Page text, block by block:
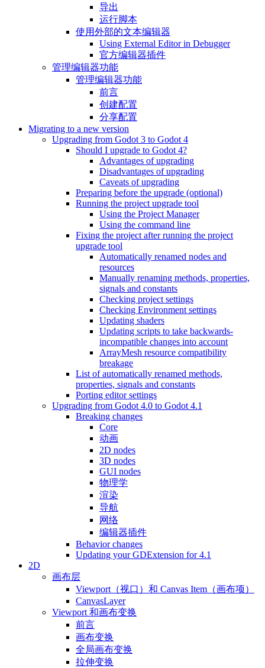
导出
运行脚本
使用外部的文本编辑器
Using External Editor in Debugger
官方编辑器插件
管理编辑器功能
管理编辑器功能
前言
创建配置
分享配置
Migrating to a new version
Upgrading from Godot 3 to Godot 4
Should I upgrade to Godot 4?
Advantages of upgrading
Disadvantages of upgrading
Caveats of upgrading
Preparing before the upgrade (optional)
Running the project upgrade tool
Using the Project Manager
Using the command line
Fixing the project after running the project
upgrade tool
Automatically renamed nodes and
resources
Manually renaming methods, properties,
signals and constants
Checking project settings
Checking Environment settings
Updating shaders
Updating scripts to take backwards-
incompatible changes into account
ArrayMesh resource compatibility
breakage
List of automatically renamed methods,
properties, signals and constants
Porting editor settings
Upgrading from Godot 4.0 to Godot 4.1
Breaking changes
Core
动画
2D nodes
3D nodes
GUI nodes
物理学
渲染
导航
网络
编辑器插件
Behavior changes
Updating your GDExtension for 4.1
2D
画布层
Viewport（视口）和 Canvas Item（画布项）
CanvasLayer
Viewport 和画布变换
前言
画布变换
全局画布变换
拉伸变换